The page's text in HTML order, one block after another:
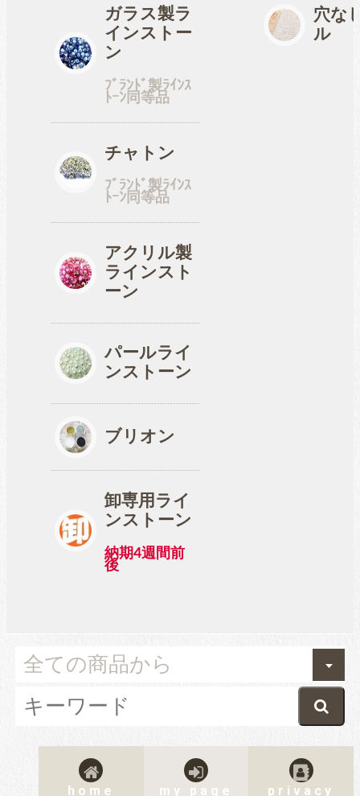
tools
工具
便利品
収納ケース
ガラス製ラ
インストー
ン
ﾌﾞﾗﾝﾄﾞ製ﾗｲﾝｽ
ﾄｰﾝ同等品
チャトン
ﾌﾞﾗﾝﾄﾞ製ﾗｲﾝｽ
ﾄｰﾝ同等品
アクリル製
ラインスト
ーン
パールライ
ンストーン
ブリオン
卸専用ライ
ンストーン
納期4週間前
後
穴な
ル
home my page privacy